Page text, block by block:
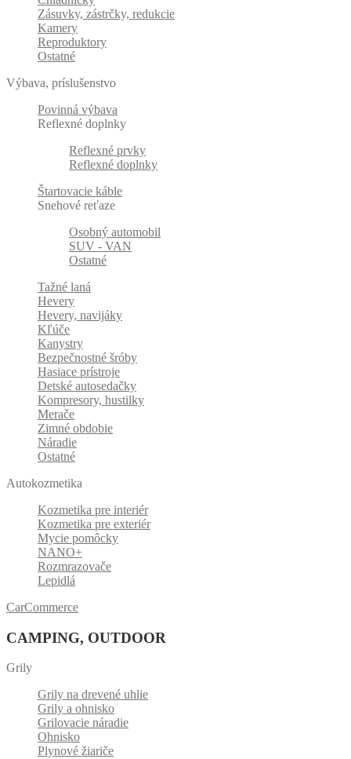
Zásuvky, zástrčky, redukcie
Kamery
Reproduktory
Ostatné
Výbava, príslušenstvo
Povinná výbava
Reflexné doplnky
Reflexné prvky
Reflexné doplnky
Štartovacie káble
Snehové reťaze
Osobný automobil
SUV - VAN
Ostatné
Tažné laná
Hevery
Hevery, navijáky
Kľúče
Kanystry
Bezpečnostné šróby
Hasiace prístroje
Detské autosedačky
Kompresory, hustilky
Merače
Zimné obdobie
Náradie
Ostatné
Autokozmetika
Kozmetika pre interiér
Kozmetika pre exteriér
Mycie pomôcky
NANO+
Rozmrazovače
Lepidlá
CarCommerce
CAMPING, OUTDOOR
Grily
Grily na drevené uhlie
Grily a ohnisko
Grilovacie náradie
Ohnisko
Plynové žiariče